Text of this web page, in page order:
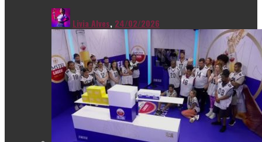
Livia Alves, 24/02/2026